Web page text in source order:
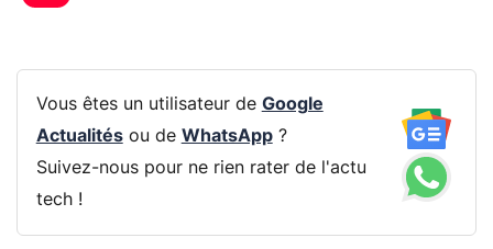
Vous êtes un utilisateur de Google
Actualitésou de WhatsApp?
Suivez-nous pour ne rien rater de l'actu
tech !